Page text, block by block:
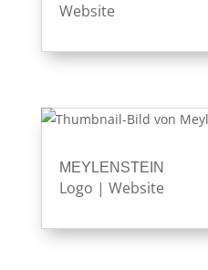
Website
MEYLENSTEIN
Logo | Website